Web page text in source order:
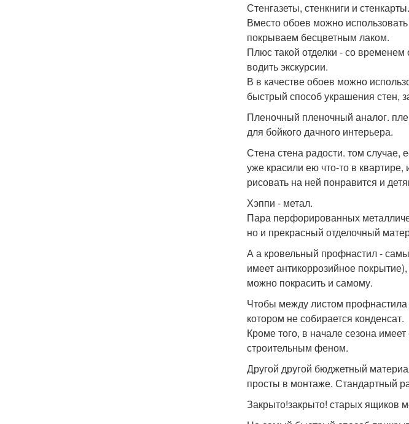
Стенгазеты, стенкниги и стенкарты.
Вместо обоев можно
покрываем бесцветным лаком.
Плюс такой отделки - со временем
водить экскурсии.
В в качестве обоев можно
быстрый способ украшения стен,
Пленочный пленочный аналог.
для бойкого дачного интерьера.
Стена стена радости. том случае,
уже красили ею что-то в квартире,
рисовать на ней понравится и
Хэппи - метал.
Пара перфорированных
но и прекрасный отделочный
А а кровельный профнастил -
имеет антикоррозийное
можно покрасить и самому.
Чтобы между листом профнастила
котором не собирается конденсат.
Кроме того, в начале сезона
строительным феном.
Другой другой бюджетный
просты в монтаже. Стандартный
Закрыто!закрыто! старых ящиков